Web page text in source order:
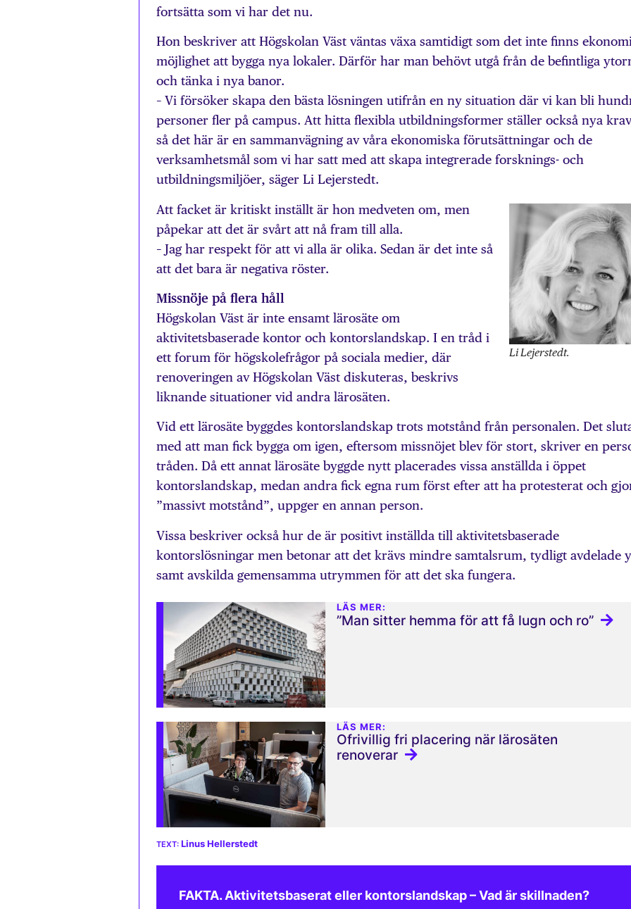
fortsätta som vi har det nu.
Hon beskriver att Högskolan Väst väntas växa samtidigt som det inte finns
möjlighet att bygga nya lokaler. Därför har man behövt utgå från de befintliga
och tänka i nya banor.
– Vi försöker skapa den bästa lösningen utifrån en ny situation där vi kan bli
personer fler på campus. Att hitta flexibla utbildningsformer ställer också nya
så det här är en sammanvägning av våra ekonomiska förutsättningar och de
verksamhetsmål som vi har satt med att skapa integrerade forsknings- och
utbildningsmiljöer, säger Li Lejerstedt.
Li Lejerstedt.
Att facket är kritiskt inställt är hon medveten om, men
påpekar att det är svårt att nå fram till alla.
– Jag har respekt för att vi alla är olika. Sedan är det inte så
att det bara är negativa röster.
Missnöje på flera håll
Högskolan Väst är inte ensamt lärosäte om
aktivitetsbaserade kontor och kontorslandskap. I en tråd i
ett forum för högskolefrågor på sociala medier, där
renoveringen av Högskolan Väst diskuteras, beskrivs
liknande situationer vid andra lärosäten.
Vid ett lärosäte byggdes kontorslandskap trots motstånd från personalen. Det
med att man fick bygga om igen, eftersom missnöjet blev för stort, skriver en
tråden. Då ett annat lärosäte byggde nytt placerades vissa anställda i öppet
kontorslandskap, medan andra fick egna rum först efter att ha protesterat och
”massivt motstånd”, uppger en annan person.
Vissa beskriver också hur de är positivt inställda till aktivitetsbaserade
kontorslösningar men betonar att det krävs mindre samtalsrum, tydligt avdelade
samt avskilda gemensamma utrymmen för att det ska fungera.
LÄS MER:
”Man sitter hemma för att få lugn och ro”
LÄS MER:
Ofrivillig fri placering när lärosäten
renoverar
Linus Hellerstedt
FAKTA. Aktivitetsbaserat eller kontorslandskap – Vad är skillnaden?